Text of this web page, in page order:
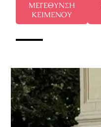
ΜΕΓΕΘΥΝΣΗ
ΚΕΙΜΕΝΟΥ